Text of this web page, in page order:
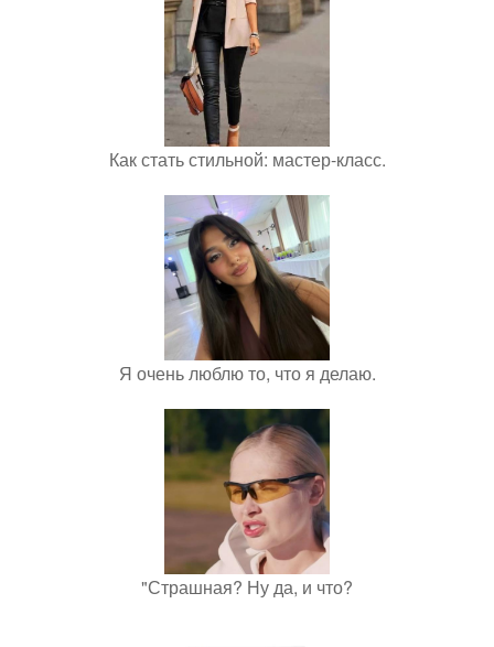
Как стать стильной: мастер-класс.
Я очень люблю то, что я делаю.
"Страшная? Ну да, и что?